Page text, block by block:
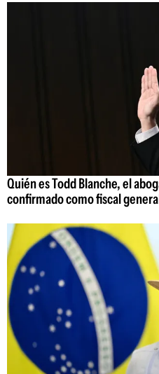
Quién es Todd Blanche, el
confirmado como fiscal general